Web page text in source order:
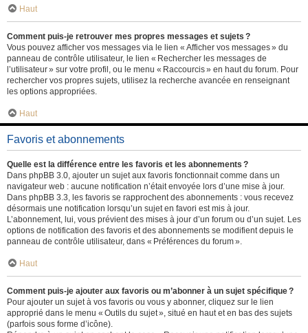
Haut
Comment puis-je retrouver mes propres messages et sujets ?
Vous pouvez afficher vos messages via le lien « Afficher vos messages » du
panneau de contrôle utilisateur, le lien « Rechercher les messages de
l’utilisateur » sur votre profil, ou le menu « Raccourcis » en haut du forum. Pour
rechercher vos propres sujets, utilisez la recherche avancée en renseignant
les options appropriées.
Haut
Favoris et abonnements
Quelle est la différence entre les favoris et les abonnements ?
Dans phpBB 3.0, ajouter un sujet aux favoris fonctionnait comme dans un
navigateur web : aucune notification n’était envoyée lors d’une mise à jour.
Dans phpBB 3.3, les favoris se rapprochent des abonnements : vous recevez
désormais une notification lorsqu’un sujet en favori est mis à jour.
L’abonnement, lui, vous prévient des mises à jour d’un forum ou d’un sujet. Les
options de notification des favoris et des abonnements se modifient depuis le
panneau de contrôle utilisateur, dans « Préférences du forum ».
Haut
Comment puis-je ajouter aux favoris ou m’abonner à un sujet spécifique ?
Pour ajouter un sujet à vos favoris ou vous y abonner, cliquez sur le lien
approprié dans le menu « Outils du sujet », situé en haut et en bas des sujets
(parfois sous forme d’icône).